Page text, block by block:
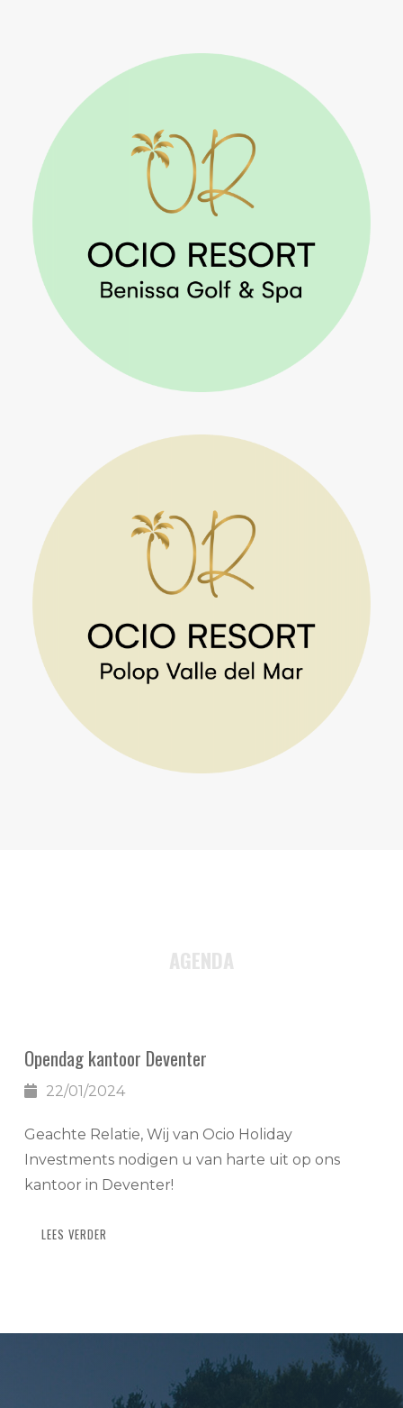
AGENDA
Opendag kantoor Deventer
22/01/2024
Geachte Relatie, Wij van Ocio Holiday
Investments nodigen u van harte uit op ons
kantoor in Deventer!
LEES VERDER